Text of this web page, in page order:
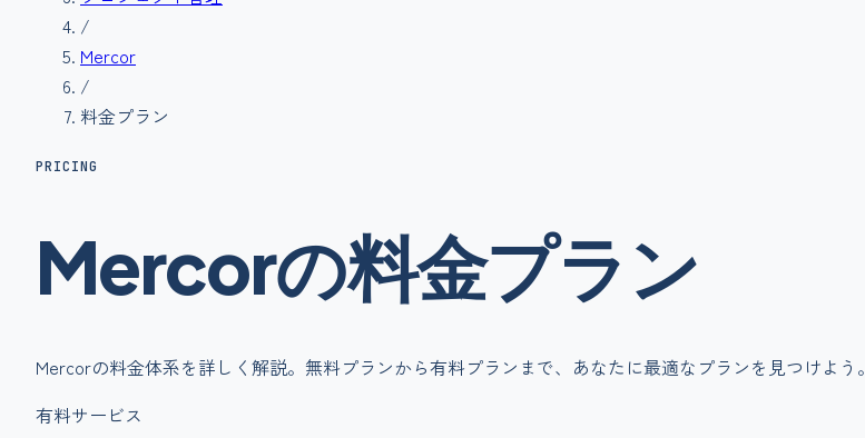
/
Mercor
/
料金プラン
PRICING
Mercorの料金プラン
Mercorの料金体系を詳しく解説。無料プランから有料プランまで、あなたに最適なプランを見つけよう。
有料サービス